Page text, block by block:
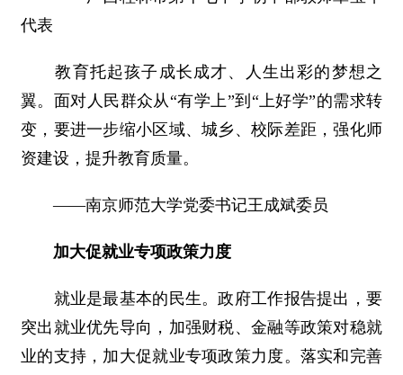
代表
教育托起孩子成长成才、人生出彩的梦想之
翼。面对人民群众从“有学上”到“上好学”的需求转
变，要进一步缩小区域、城乡、校际差距，强化师
资建设，提升教育质量。
――南京师范大学党委书记王成斌委员
加大促就业专项政策力度
就业是最基本的民生。政府工作报告提出，要
突出就业优先导向，加强财税、金融等政策对稳就
业的支持，加大促就业专项政策力度。落实和完善